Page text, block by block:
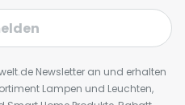
Newsletter an und erhalten
Lampen und Leuchten,